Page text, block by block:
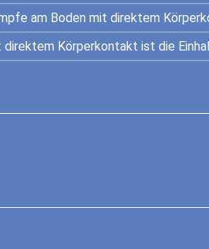
am Boden mit direktem
Körperkontakt ist die